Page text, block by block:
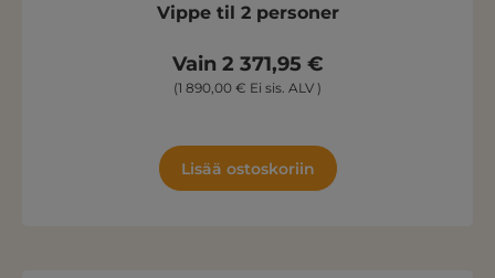
Vippe til 2 personer
Vain 2 371,95 €
(1 890,00 € Ei sis. ALV )
Lisää ostoskoriin